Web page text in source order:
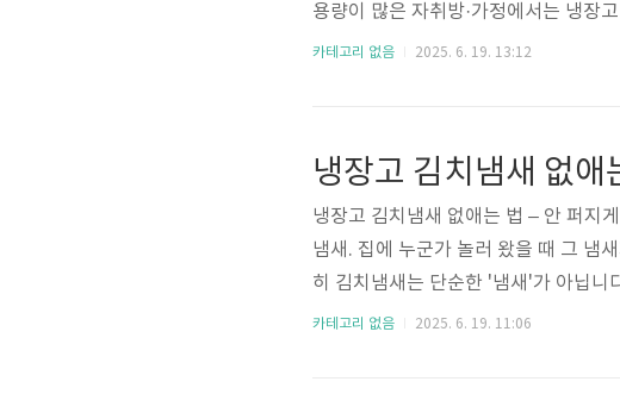
용량이 많은 자취방·가정에서는 냉장
은 냉장고 전기요금을 줄이면서도, 음
에 과전력냉기 배출구 막힘 → 냉기 순
카테고리 없음 2025. 6. 19. 13:12
냉장고 김치냄새 없애
냉장고 김치냄새 없애는 법 – 안 퍼지
냄새. 집에 누군가 놀러 왔을 때 그 냄
히 김치냄새는 단순한 '냄새'가 아닙니
어뜨릴 뿐만 아니라, 냉장고 위생 상태
카테고리 없음 2025. 6. 19. 11:06